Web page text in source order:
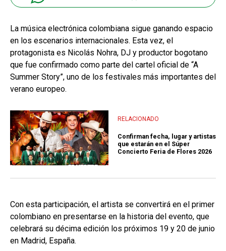
La música electrónica colombiana sigue ganando espacio
en los escenarios internacionales. Esta vez, el
protagonista es Nicolás Nohra, DJ y productor bogotano
que fue confirmado como parte del cartel oficial de “A
Summer Story”, uno de los festivales más importantes del
verano europeo.
RELACIONADO
Confirman fecha, lugar y artistas
que estarán en el Súper
Concierto Feria de Flores 2026
Con esta participación, el artista se convertirá en el primer
colombiano en presentarse en la historia del evento, que
celebrará su décima edición los próximos 19 y 20 de junio
en Madrid, España.